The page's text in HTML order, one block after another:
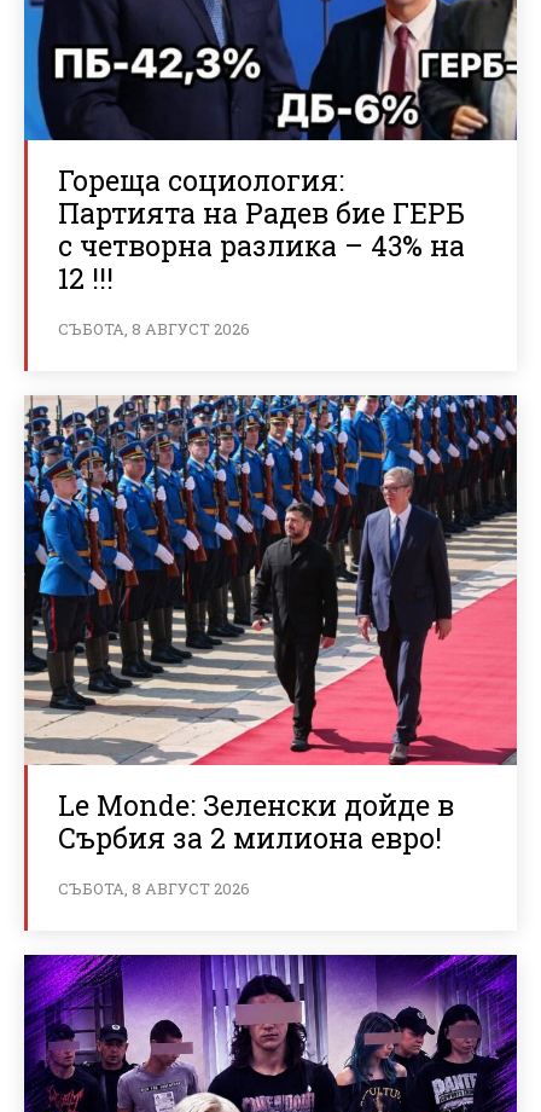
Гореща социология:
Партията на Радев бие ГЕРБ
с четворна разлика – 43% на
12 !!!
СЪБОТА, 8 АВГУСТ 2026
Le Monde: Зеленски дойде в
Сърбия за 2 милиона евро!
СЪБОТА, 8 АВГУСТ 2026